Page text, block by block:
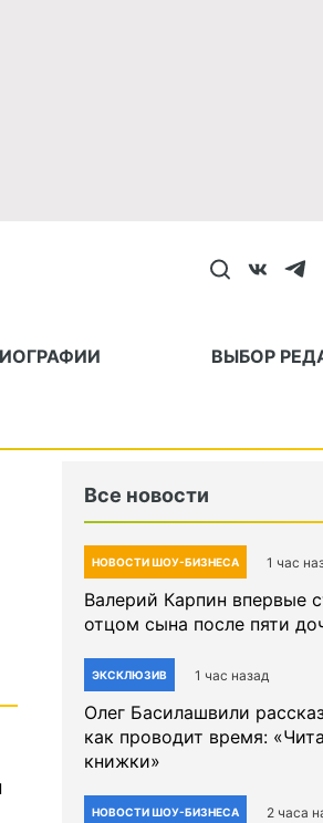
ВЫБОР
Все новости
НОВОСТИ ШОУ-БИЗНЕСА 1 час
Валерий Карпин впервые
отцом сына после пяти
ЭКСКЛЮЗИВ 1 час назад
Олег Басилашвили
как проводит время:
книжки»
НОВОСТИ ШОУ-БИЗНЕСА 2 часа